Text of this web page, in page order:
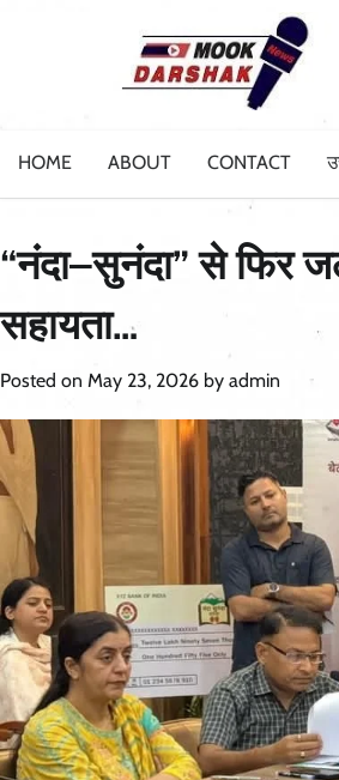
HOME ABOUT CONTACT
“नंदा–सुनंदा” से फिर
सहायता…
Posted on May 23, 2026 by admin